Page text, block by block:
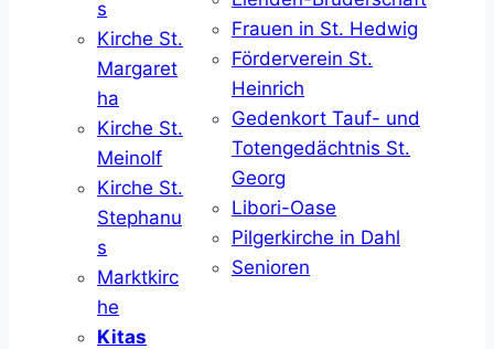
s
Kirche St.
Margaret
ha
Kirche St.
Meinolf
Kirche St.
Stephanu
s
Marktkirc
he
Kitas
Frauen in St. Hedwig
Förderverein St.
Heinrich
Gedenkort Tauf- und
Totengedächtnis St.
Georg
Libori-Oase
Pilgerkirche in Dahl
Senioren